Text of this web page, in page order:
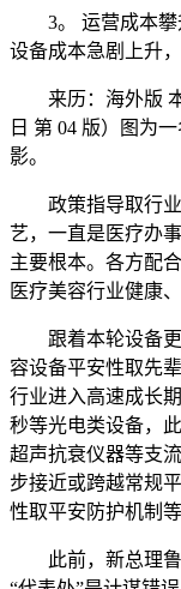
3。 运营成本攀
设备成本急剧上升
来历：海外版 本
日 第 04 版）图为
影。
政策指导取行业
艺，一直是医疗办
主要根本。各方配
医疗美容行业健康
跟着本轮设备更
容设备平安性取先
行业进入高速成长
秒等光电类设备，
超声抗衰仪器等支
步接近或跨越常规
性取平安防护机制等
此前，新总理鲁